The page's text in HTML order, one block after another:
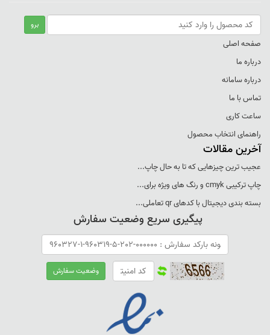
صفحه اصلی
درباره ما
درباره سامانه
تماس با ما
ساعت کاری
راهنمای انتخاب محصول
آخرین مقالات
عجيب ترين چيزهايی که تا به حال چاپ...
چاپ ترکيبی cmyk و رنگ های ويژه برای...
بسته بندی ديجيتال با کدهای qr تعاملی...
پیگیری سریع وضعیت سفارش